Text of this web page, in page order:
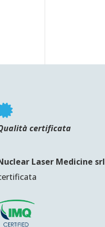
certificata
Laser Medicine srl